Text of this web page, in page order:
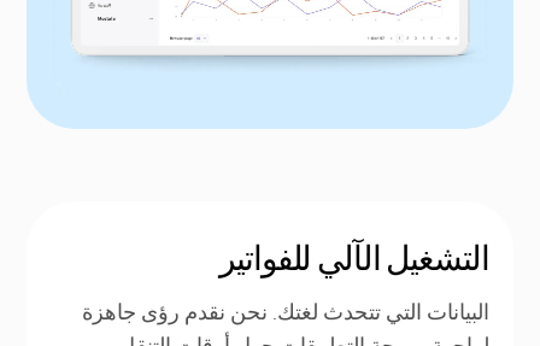
التشغيل الآلي للفواتير
البيانات التي تتحدث لغتك. نحن نقدم رؤى جاهزة